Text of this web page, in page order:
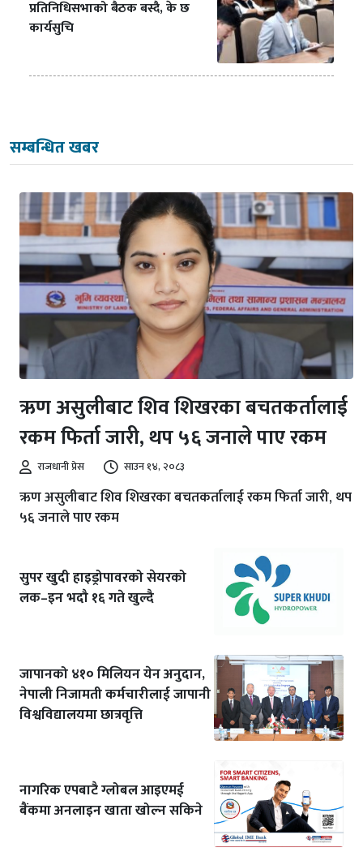
प्रतिनिधिसभाको बैठक बस्दै, के छ
कार्यसुचि
सम्बन्धित खबर
ऋण असुलीबाट शिव शिखरका बचतकर्तालाई
रकम फिर्ता जारी, थप ५६ जनाले पाए रकम
राजधानी प्रेस साउन १४, २०८३
ऋण असुलीबाट शिव शिखरका बचतकर्तालाई रकम फिर्ता जारी, थप
५६ जनाले पाए रकम
सुपर खुदी हाइड्रोपावरको सेयरको
लक–इन भदौ १६ गते खुल्दै
जापानको ४१० मिलियन येन अनुदान,
नेपाली निजामती कर्मचारीलाई जापानी
विश्वविद्यालयमा छात्रवृत्ति
नागरिक एपबाटै ग्लोबल आइएमई
बैंकमा अनलाइन खाता खोल्न सकिने